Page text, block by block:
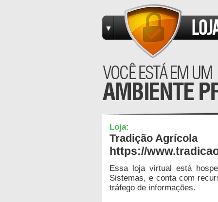
Loja:
Tradição Agrícola
https://
Essa loja virtual está
Sistemas, e conta com
tráfego de informações.